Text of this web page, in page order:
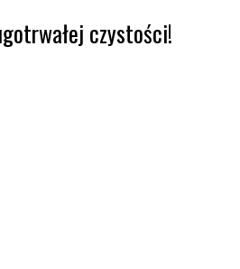
czystości!